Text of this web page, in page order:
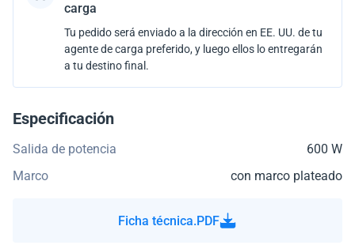
carga
Tu pedido será enviado a la dirección en EE. UU. de tu
agente de carga preferido, y luego ellos lo entregarán
a tu destino final.
Especificación
Salida de potencia
600 W
Marco
con marco plateado
Ficha técnica.PDF